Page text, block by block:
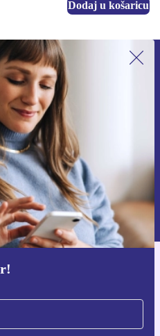
Dodaj u košaricu
newsletter!
ponudu.
kupon
možeš pronaći u našim
aplikaciju